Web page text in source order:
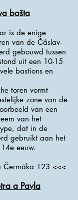
bašta
is de enige
van de Čáslav-
gebouwd tussen
uit een 10-15
bastions en
toren vormt
zone van de
van een
van het
dat in de
gebruikt aan het
eeuw.
Čermáka 123 <<<
a Pavla